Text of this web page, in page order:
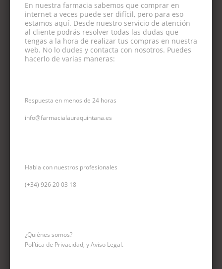
En nuestra farmacia sabemos que comprar en
internet a veces puede ser difícil, pero para eso
estamos aquí. Desde nuestro servicio de atención
al cliente podrás resolver todas las dudas que
tengas a la hora de realizar tus compras en nuestra
web. No lo dudes y contacta con nosotros. Puedes
hacerlo de varias maneras:
Respuesta en menos de 24 horas
info@farmacialauraquintana.es
Habla con nuestros profesionales
(+34) 926 20 03 18
¿Quiénes somos?
Política de Privacidad, y Aviso Legal.